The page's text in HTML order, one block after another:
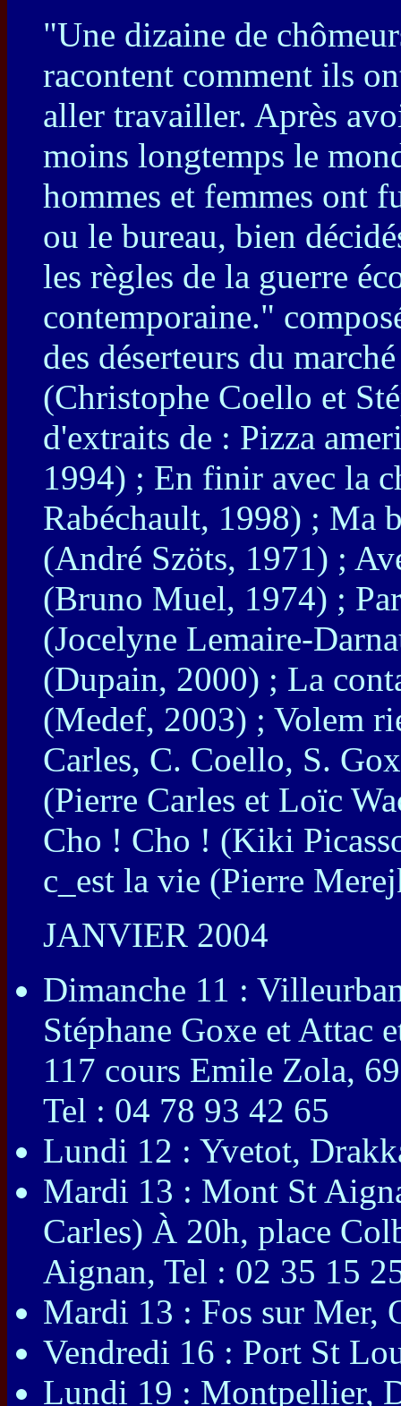
"Une dizaine de
racontent comment ils
aller travailler. Après
moins longtemps le
hommes et femmes ont
ou le bureau, bien
les règles de la guerre
contemporaine."
des déserteurs du
(Christophe Coello et
d'extraits de : Pizza
1994) ; En finir avec la
Rabéchault, 1998) ; Ma
(André Szöts, 1971) ;
(Bruno Muel, 1974) ;
(Jocelyne Lemaire-
(Dupain, 2000) ; La
(Medef, 2003) ; Volem
Carles, C. Coello, S.
(Pierre Carles et Loïc
Cho ! Cho ! (Kiki
c_est la vie (Pierre
JANVIER 2004
Dimanche 11 :
Stéphane Goxe et Attac
117 cours Emile Zola,
Tel : 04 78 93 42 65
Lundi 12 : Yvetot,
Mardi 13 : Mont St
Carles) À 20h, place
Aignan, Tel : 02 35 15
Mardi 13 : Fos sur Mer,
Vendredi 16 : Port St
Lundi 19 : Montpellier,